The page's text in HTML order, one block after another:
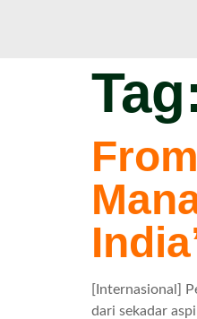
[Internasional]
dari sekadar